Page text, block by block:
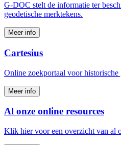
G‑DOC stelt de informatie ter
geodetische merktekens.
Meer info
Cartesius
Online zoekportaal voor historische
Meer info
Al onze online resources
Klik hier voor een overzicht van al